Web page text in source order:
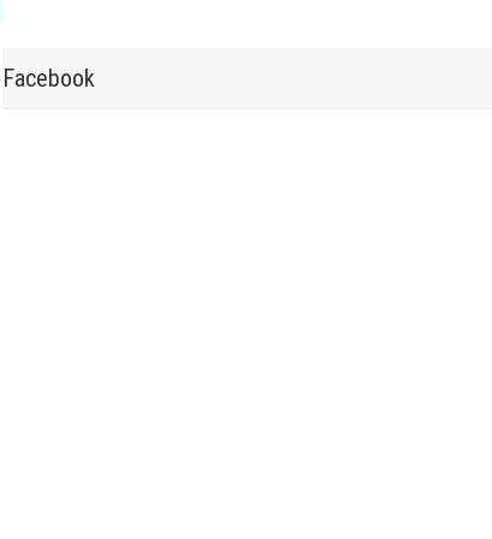
Facebook